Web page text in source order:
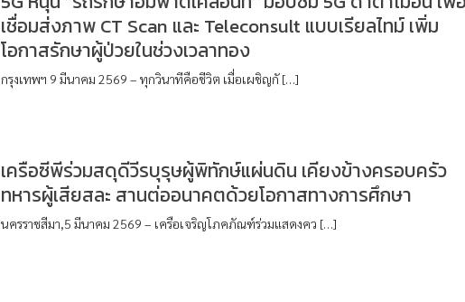
เชื่อมส่งภาพ CT Scan และ Teleconsult แบบเรียลไทม์ เพิ่ม
โอกาสรักษาผู้ป่วยในช่วงเวลาทอง
กรุงเทพฯ 9 มีนาคม 2569 – ทุกวินาทีคือชีวิต เมื่อเผชิญกั […]
เครือซีพีร่วมสดุดีวีรบุรุษผู้พิทักษ์แผ่นดิน เคียงข้างครอบครัว
ทหารผู้เสียสละ สานต่ออนาคตด้วยโอกาสทางการศึกษา
นครราชสีมา,5 มีนาคม 2569 – เครือเจริญโภคภัณฑ์ร่วมแสดงคว […]